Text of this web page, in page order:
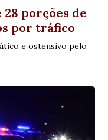
porções de
por tráfico
e ostensivo pelo